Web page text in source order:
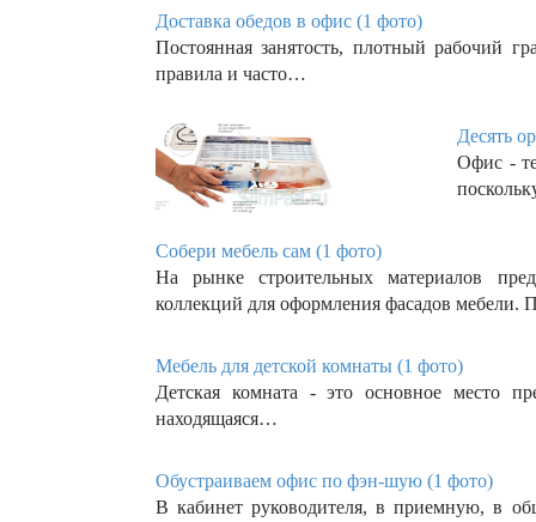
Доставка обедов в офис (1 фото)
Постоянная занятость, плотный рабочий
правила и часто…
Десять
Офис -
Собери мебель сам (1 фото)
На рынке строительных материалов
коллекций для оформления фасадов мебели.
Мебель для детской комнаты (1 фото)
Детская комната - это основное место
находящаяся…
Обустраиваем офис по фэн-шую (1 фото)
В кабинет руководителя, в приемную, в